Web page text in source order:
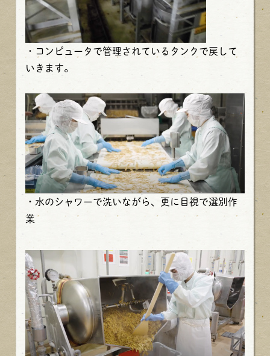
・コンピュータで管理されているタンクで戻して
いきます。
・水のシャワーで洗いながら、更に目視で選別作
業